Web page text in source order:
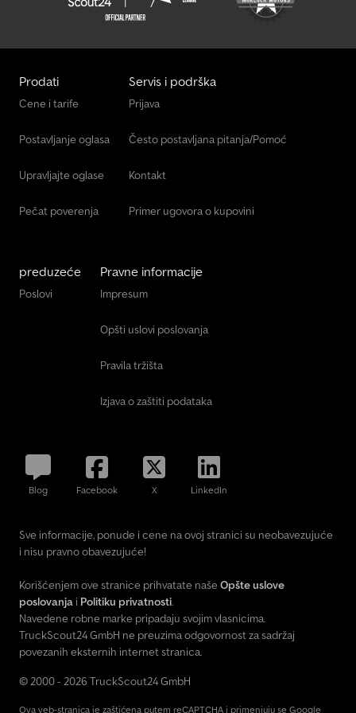
Prodati
Cene i tarife
Postavljanje oglasa
Upravljajte oglase
Pečat poverenja
Servis i podrška
Prijava
Često postavljana pitanja/Pomoć
Kontakt
Primer ugovora o kupovini
preduzeće
Poslovi
Pravne informacije
Impresum
Opšti uslovi poslovanja
Pravila tržišta
Izjava o zaštiti podataka
Blog Facebook X LinkedIn
Sve informacije, ponude i cene na ovoj stranici su neobavezujuće
i nisu pravno obavezujuće!
Korišćenjem ove stranice prihvatate naše Opšte uslove
poslovanja i Politiku privatnosti.
Navedene robne marke pripadaju svojim vlasnicima.
TruckScout24 GmbH ne preuzima odgovornost za sadržaj
povezanih eksternih internet stranica.
© 2000 - 2026 TruckScout24 GmbH
Ova veb-stranica je zaštićena putem reCAPTCHA i primenjuju se Google